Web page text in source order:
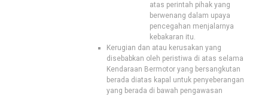
atas perintah pihak yang
berwenang dalam upaya
pencegahan menjalarnya
kebakaran itu.
Kerugian dan atau kerusakan yang
disebabkan oleh peristiwa di atas selama
Kendaraan Bermotor yang bersangkutan
berada diatas kapal untuk penyeberangan
yang berada di bawah pengawasan